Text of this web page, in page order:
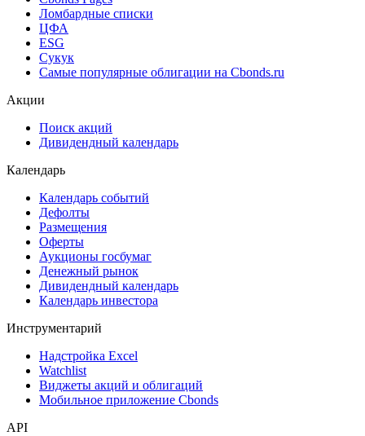
Ломбардные списки
ЦФА
ESG
Сукук
Самые популярные облигации на Cbonds.ru
Акции
Поиск акций
Дивидендный календарь
Календарь
Календарь событий
Дефолты
Размещения
Оферты
Аукционы госбумаг
Денежный рынок
Дивидендный календарь
Календарь инвестора
Инструментарий
Надстройка Excel
Watchlist
Виджеты акций и облигаций
Мобильное приложение Cbonds
API